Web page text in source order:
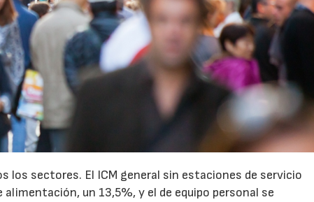
los sectores. El ICM general sin estaciones de servicio
un 13,5%, y el de equipo personal se
21/07/2026 28/07/2026